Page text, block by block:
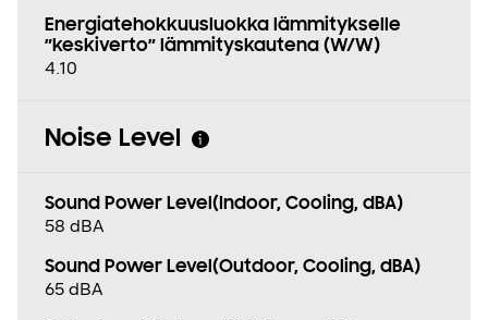
Energiatehokkuusluokka lämmitykselle
”keskiverto” lämmityskautena (W/W)
4.10
Noise Level
Sound Power Level(Indoor, Cooling, dBA)
58 dBA
Sound Power Level(Outdoor, Cooling, dBA)
65 dBA